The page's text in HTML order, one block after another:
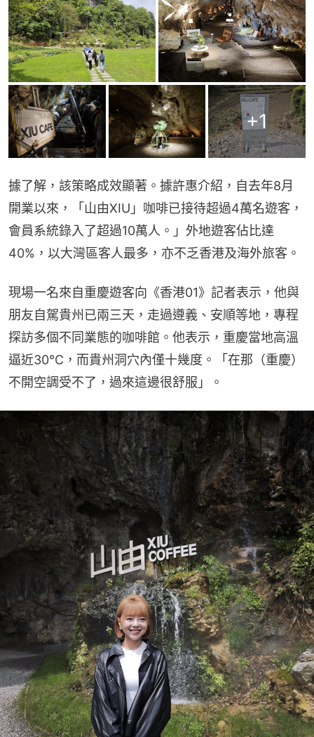
+1
據了解，該策略成效顯著。據許惠介紹，自去年8月
開業以來，「山由XIU」咖啡已接待超過4萬名遊客，
會員系統錄入了超過10萬人。」外地遊客佔比達
40%，以大灣區客人最多，亦不乏香港及海外旅客。
現場一名來自重慶遊客向《香港01》記者表示，他與
朋友自駕貴州已兩三天，走過遵義、安順等地，專程
探訪多個不同業態的咖啡館。他表示，重慶當地高溫
逼近30℃，而貴州洞穴內僅十幾度。「在那（重慶）
不開空調受不了，過來這邊很舒服」。